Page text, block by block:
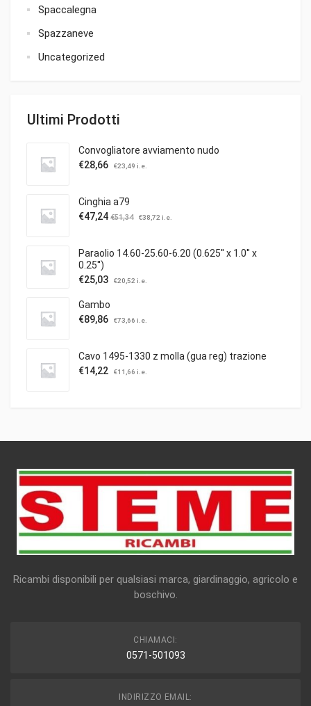
Spaccalegna
Spazzaneve
Uncategorized
Ultimi Prodotti
Convogliatore avviamento nudo
€28,66 €23,49 i.e.
Cinghia a79
€47,24 €51,34 €38,72 i.e.
Paraolio 14.60-25.60-6.20 (0.625'' x 1.0'' x
0.25'')
€25,03 €20,52 i.e.
Gambo
€89,86 €73,66 i.e.
Cavo 1495-1330 z molla (gua reg) trazione
€14,22 €11,66 i.e.
Ricambi disponibili per qualsiasi marca, giardinaggio, agricolo e
boschivo.
CHIAMACI:
0571-501093
INDIRIZZO EMAIL: